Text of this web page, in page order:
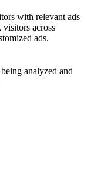
with relevant ads
visitors across
ads.
analyzed and